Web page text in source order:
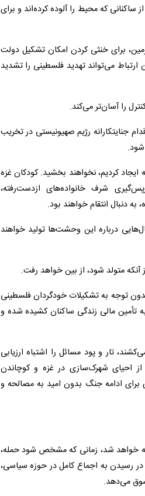
ساکنانی که محیط را آلوده کرده‌اند و برای
برای خنثی کردن امکان تشکیل دولت
می‌تواند تهدید فلسطینی را تشدید
را آسان‌تر می‌کند.
جنایتکارانه رژیم صهیونیستی در تخریب
شود.
ایجاد کردیم، نخواهند بخشید. کودکان غزه
شرف خانواده‌های ازدست‌رفته،
دنبال انتقام خواهند بود.
درباره این وحشت‌ها تولید خواهند
متولد شود، از بین خواهد رفت.
توجه به تشکیلات خودگردان فلسطینی
تأمین مالی زندگی ساکنان کشیده شده و
تار و پود مسائل را اشتباه ارزیابی
احیای شهرک‌سازی در غزه و کوچاندن
برای ادامه جنگ بدون امید به مصالحه و
خواهد شد، زمانی که مشخص شود حمله،
در رسیدن به اجماع کامل در حوزه سیاسی،
سوق می‌دهد.